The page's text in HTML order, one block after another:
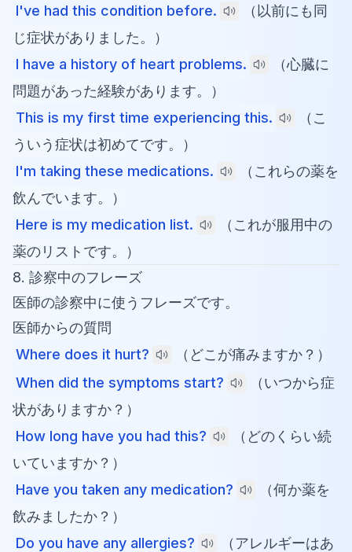
I've had this condition before.
（以前にも同
じ症状がありました。）
I have a history of heart problems.
（心臓に
問題があった経験があります。）
This is my first time experiencing this.
（こ
ういう症状は初めてです。）
I'm taking these medications.
（これらの薬を
飲んでいます。）
Here is my medication list.
（これが服用中の
薬のリストです。）
8. 診察中のフレーズ
医師の診察中に使うフレーズです。
医師からの質問
Where does it hurt?
（どこが痛みますか？）
When did the symptoms start?
（いつから症
状がありますか？）
How long have you had this?
（どのくらい続
いていますか？）
Have you taken any medication?
（何か薬を
飲みましたか？）
Do you have any allergies?
（アレルギーはあ